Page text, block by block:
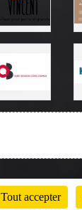
Tout accepter